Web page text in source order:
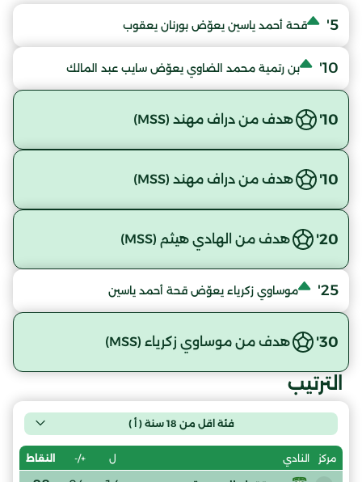
5' قحة أحمد ياسين يعوّض بورنان يعقوب
10' بن رتمية محمد الضاوي يعوّض سايب عبد المالك
10' هدف من دراف مهند (MSS)
10' هدف من دراف مهند (MSS)
20' هدف من الهادي هيثم (MSS)
25' موساوي زكرياء يعوّض قحة أحمد ياسين
30' هدف من موساوي زكرياء (MSS)
الترتيب
فئة اقل من 18 سنة ( أ )
مركز النادي ل +/- النقاط